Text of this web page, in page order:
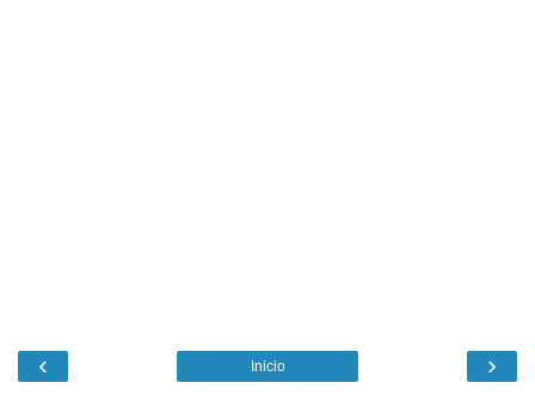
‹ ›
Inicio